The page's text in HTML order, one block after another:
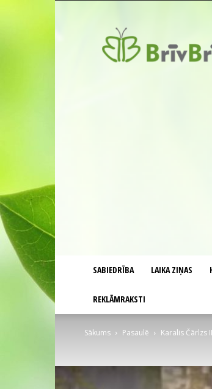
SABIEDRĪBA LAIKA ZIŅAS
REKLĀMRAKSTI
Sākums Pasaulē Karalis Čārlzs